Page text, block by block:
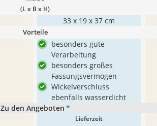
(L x B x H)
33 x 19 x 37 cm
Vorteile
besonders gute
Verarbeitung
besonders großes
Fassungsvermögen
Wickelverschluss
ebenfalls wasserdicht
Zu den Angeboten *
Lieferzeit